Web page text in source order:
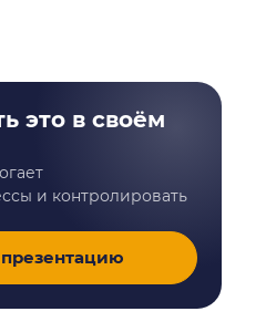
это в своём
и контролировать
презентацию